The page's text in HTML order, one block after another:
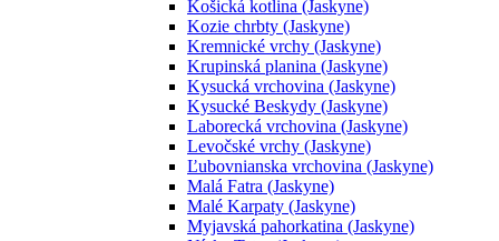
Košická kotlina (Jaskyne)
Kozie chrbty (Jaskyne)
Kremnické vrchy (Jaskyne)
Krupinská planina (Jaskyne)
Kysucká vrchovina (Jaskyne)
Kysucké Beskydy (Jaskyne)
Laborecká vrchovina (Jaskyne)
Levočské vrchy (Jaskyne)
Ľubovnianska vrchovina (Jaskyne)
Malá Fatra (Jaskyne)
Malé Karpaty (Jaskyne)
Myjavská pahorkatina (Jaskyne)